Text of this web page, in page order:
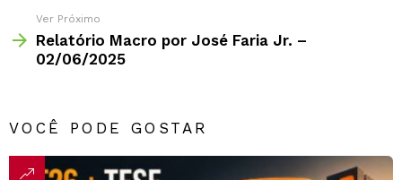
Ver Próximo
Relatório Macro por José Faria Jr. –
02/06/2025
VOCÊ PODE GOSTAR